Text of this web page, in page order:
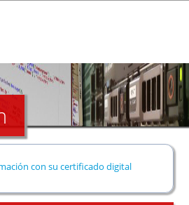
con su certificado digital